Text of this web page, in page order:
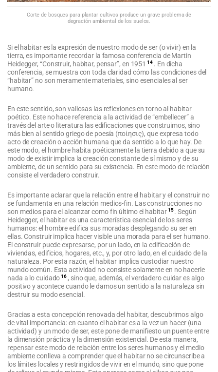
Corte de bosques para plantar cultivos produce un grave problema de
degración ambiental de los suelos.
Si el habitar es la expresión de nuestro modo de ser (o vivir) en la
tierra, es importante recordar la famosa conferencia de Martin
Heidegger, “Construir, habitar, pensar”, en 1951 14 . En dicha
conferencia, se muestra con toda claridad cómo las condiciones del
“habitar” no son meramente materiales, sino esenciales al ser
humano.
En este sentido, son valiosas las reflexiones en torno al habitar
poético. Este no hace referencia a la actividad de “embellecer” a
través del arte o literatura las edificaciones que construimos, sino
más bien al sentido griego de poesía (ποίησις), que expresa todo
acto de creación o acción humana que da sentido a lo que hay. De
este modo, el hombre habita poéticamente la tierra debido a que su
modo de existir implica la creación constante de sí mismo y de su
ambiente, de un sentido para su existencia. En este modo de relación
consiste el verdadero construir.
Es importante aclarar que la relación entre el habitar y el construir no
se fundamenta en una relación medios-fin. Las construcciones no
son medios para el alcanzar como fin último el habitar15. Según
Heidegger, el habitar es una característica esencial de los seres
humanos: el hombre edifica sus moradas desplegando su ser en
ellas. Construir implica hacer visible una morada para el ser humano.
El construir puede expresarse, por un lado, en la edificación de
viviendas, edificios, hogares, etc., y, por otro lado, en el cuidado de la
naturaleza. Por esta razón, el habitar implica custodiar nuestro
mundo común. Esta actividad no consiste solamente en no hacerle
nada a lo cuidado16 , sino que, además, el verdadero cuidar es algo
positivo y acontece cuando le damos un sentido a la naturaleza sin
destruir su modo esencial.
Gracias a esta concepción renovada del habitar, descubrimos algo
de vital importancia: en cuanto el habitar es a la vez un hacer (una
actividad) y un modo de ser, este pone de manifiesto un puente entre
la dimensión práctica y la dimensión existencial. De esta manera,
repensar este modo de relación entre los seres humanos y el medio
ambiente conlleva a comprender que el habitar no se circunscribe a
los límites locales y restringidos de vivir en el mundo, sino que pone